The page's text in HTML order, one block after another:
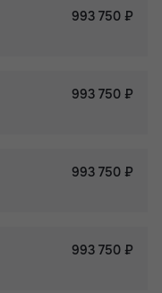
993 750 ₽
993 750 ₽
993 750 ₽
993 750 ₽